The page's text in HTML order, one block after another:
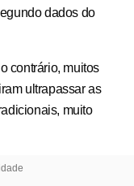
dados do
contrário, muitos
ultrapassar as
muito